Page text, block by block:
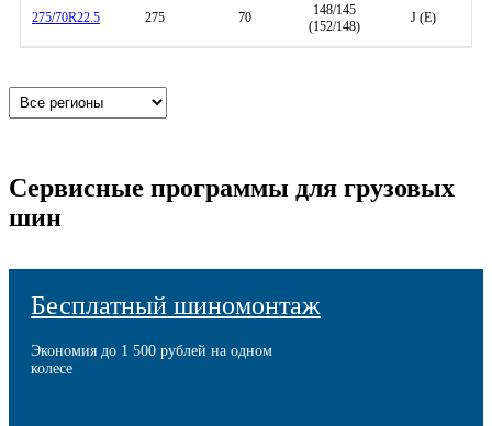
275/70R22.5 275 70
148/145
(152/148)
J (E)
Сервисные программы для грузовых
шин
Бесплатный шиномонтаж
Экономия до 1 500 рублей на одном
колесе